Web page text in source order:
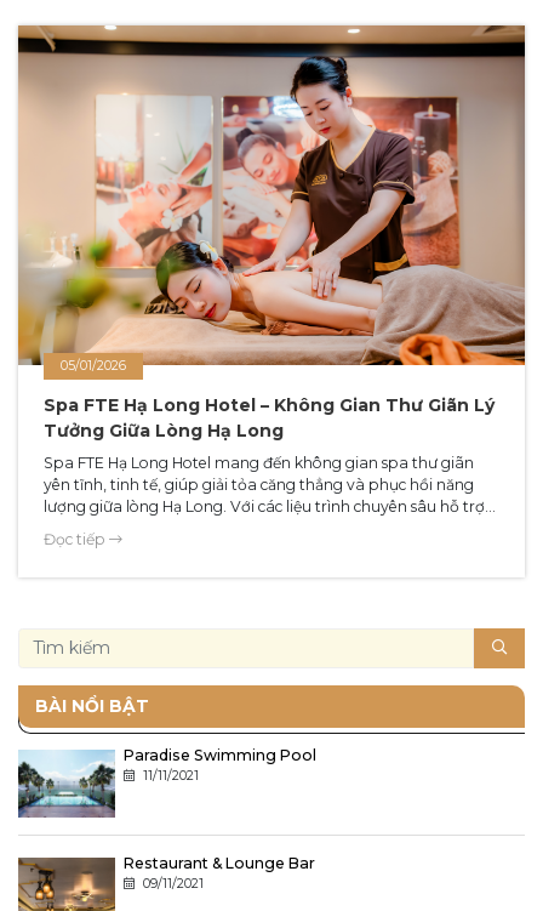
05/01/2026
Spa FTE Hạ Long Hotel – Không Gian Thư Giãn Lý
Tưởng Giữa Lòng Hạ Long
Spa FTE Hạ Long Hotel mang đến không gian spa thư giãn
yên tĩnh, tinh tế, giúp giải tỏa căng thẳng và phục hồi năng
lượng giữa lòng Hạ Long. Với các liệu trình chuyên sâu hỗ trợ
đến lý tưởng để chăm sóc sức khỏe và yêu chiều bản thân một
Đọc tiếp
BÀI NỔI BẬT
Paradise Swimming Pool
11/11/2021
Restaurant & Lounge Bar
09/11/2021